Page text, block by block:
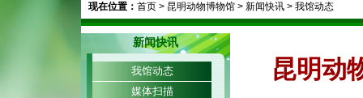
现在位置： 首页 > 昆明动物博物馆 > 新闻快讯 > 我馆动态
新闻快讯
我馆动态
媒体扫描
昆明动